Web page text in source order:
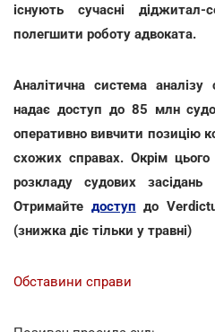
існують сучасні діджитал-
полегшити роботу адвоката.
Аналітична система аналізу
надає доступ до 85 млн
оперативно вивчити позицію
схожих справах. Окрім
розкладу судових засідань
Отримайте доступ до
(знижка діє тільки у травні)
Обставини справи